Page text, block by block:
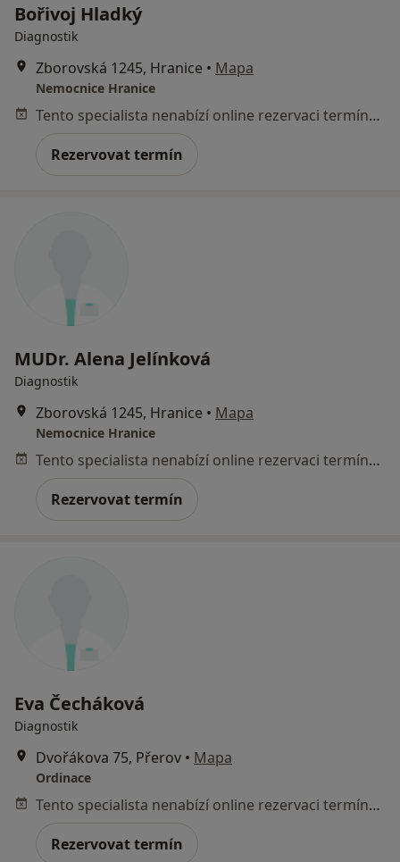
Bořivoj Hladký
Diagnostik
Zborovská 1245, Hranice • Mapa
Nemocnice Hranice
Tento specialista nenabízí online rezervaci termínu na této adrese.
Rezervovat termín
MUDr. Alena Jelínková
Diagnostik
Zborovská 1245, Hranice • Mapa
Nemocnice Hranice
Tento specialista nenabízí online rezervaci termínu na této adrese.
Rezervovat termín
Eva Čecháková
Diagnostik
Dvořákova 75, Přerov • Mapa
Ordinace
Tento specialista nenabízí online rezervaci termínu na této adrese.
Rezervovat termín